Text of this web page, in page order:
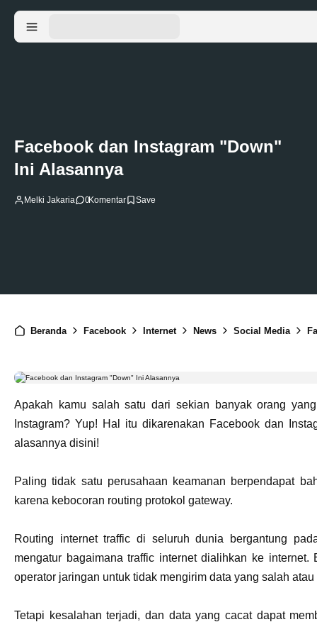
Facebook dan Instagram "Down"
Ini Alasannya
Melki Jakaria 0Komentar
Beranda Facebook Internet News Social Media
Apakah kamu salah satu dari sekian banyak orang
Instagram? Yup! Hal itu dikarenakan Facebook dan
alasannya disini!
Paling tidak satu perusahaan keamanan berpendapat
karena kebocoran routing protokol gateway.
Routing internet traffic di seluruh dunia bergantung
mengatur bagaimana traffic internet dialihkan ke internet.
operator jaringan untuk tidak mengirim data yang salah
Tetapi kesalahan terjadi, dan data yang cacat dapat